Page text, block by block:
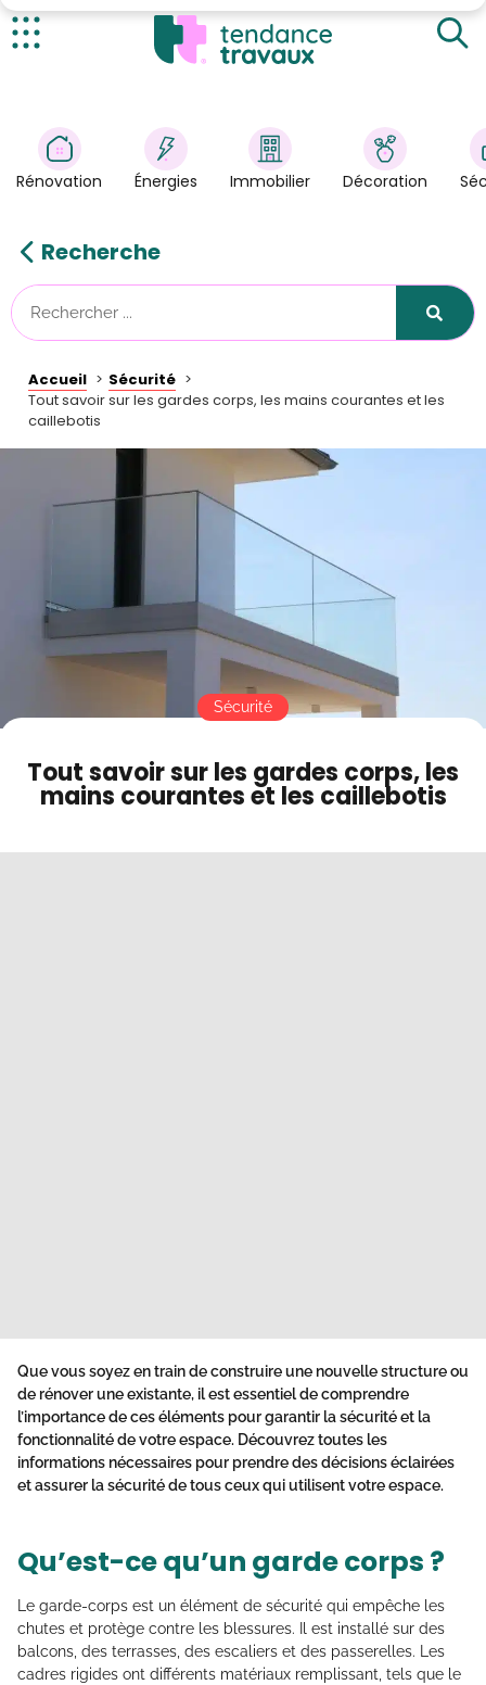
Énergies
Immobilier
Astuces/DIY
Tendance Travaux
Kit partenaire
Contact
Mode sombre
Rénovation Énergies Immobilier Décoration
Recherche
Accueil
Sécurité
Tout savoir sur les gardes corps, les mains courantes et les
caillebotis
Qu'est-ce qu'un garde corps ?
Qu'est-ce qu'une main courante ?
Tout savoir sur les gardes corps, les
mains courantes et les caillebotis
Sécurité
Que vous soyez en train de construire une nouvelle structure ou
de rénover une existante, il est essentiel de comprendre
l’importance de ces éléments pour garantir la sécurité et la
fonctionnalité de votre espace. Découvrez toutes les
informations nécessaires pour prendre des décisions éclairées
et assurer la sécurité de tous ceux qui utilisent votre espace.
Qu’est-ce qu’un garde corps ?
Le garde-corps est un élément de sécurité qui empêche les
chutes et protège contre les blessures. Il est installé sur des
balcons, des terrasses, des escaliers et des passerelles. Les
cadres rigides ont différents matériaux remplissant, tels que le